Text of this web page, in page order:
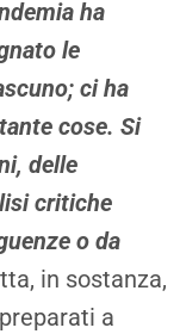
ha
le
ci ha
cose. Si
delle
critiche
o da
in sostanza,
a